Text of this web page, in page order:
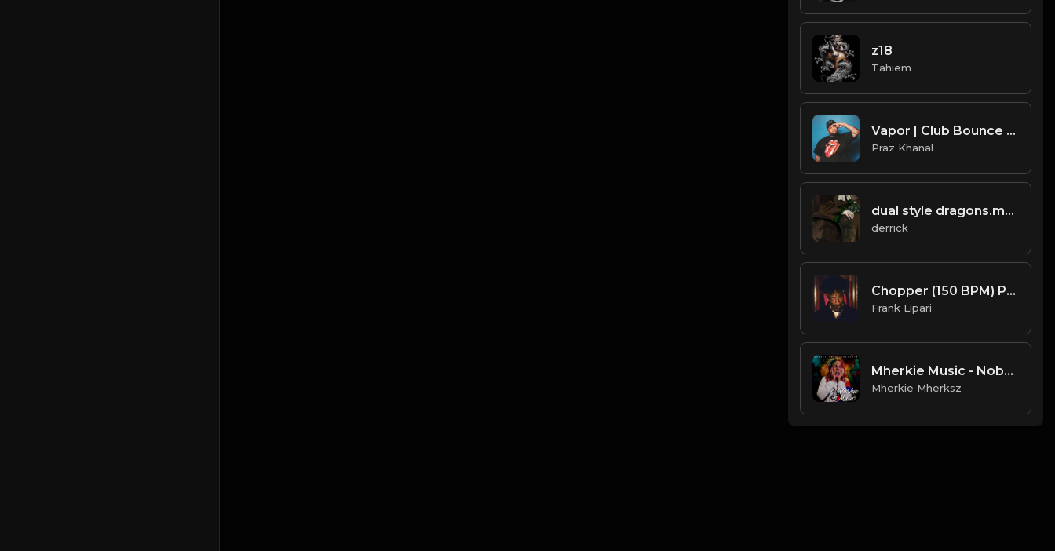
z18
Tahiem
Vapor | Club Bounce Type Beat [Copyright Free Music]
Praz Khanal
dual style dragons.mp3
derrick
Chopper (150 BPM) Produced By ThatKidFrankie x Gezin x Prevade808mafia
Frank Lipari
Mherkie Music - Nobody | Tekashi 6ix9ine x Hard Trap Type Beat
Mherkie Mherksz